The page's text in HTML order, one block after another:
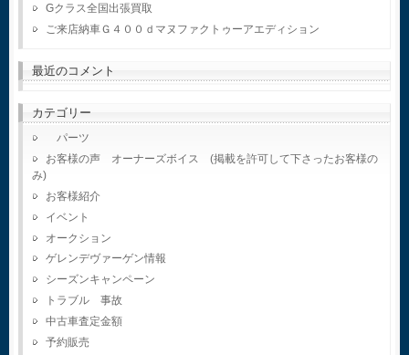
Gクラス全国出張買取
ご来店納車Ｇ４００ｄマヌファクトゥーアエディション
最近のコメント
カテゴリー
パーツ
お客様の声 オーナーズボイス (掲載を許可して下さったお客様の
み)
お客様紹介
イベント
オークション
ゲレンデヴァーゲン情報
シーズンキャンペーン
トラブル 事故
中古車査定金額
予約販売